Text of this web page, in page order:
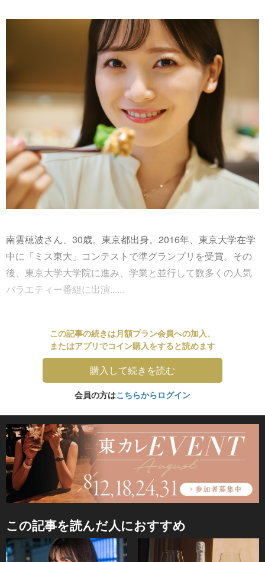
南雲穂波さん、30歳。東京都出身。2016年、東京大学在学
中に「ミス東大」コンテストで準グランプリを受賞。その
後、東京大学大学院に進み、学業と並行して数多くの人気
バラエティー番組に出演......
この記事の続きは月額プラン会員への加入、
またはアプリでコイン購入をすると読めます
購入して続きを読む
会員の方はこちらからログイン
この記事を読んだ人におすすめ